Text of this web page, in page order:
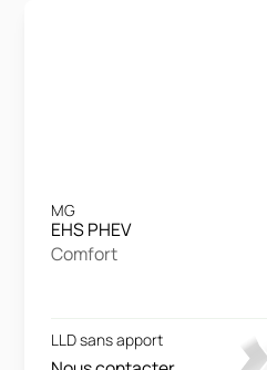
MG
EHS PHEV
Comfort
LLD sans apport